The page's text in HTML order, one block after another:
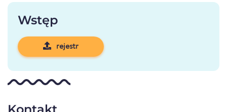
Wstęp
rejestr